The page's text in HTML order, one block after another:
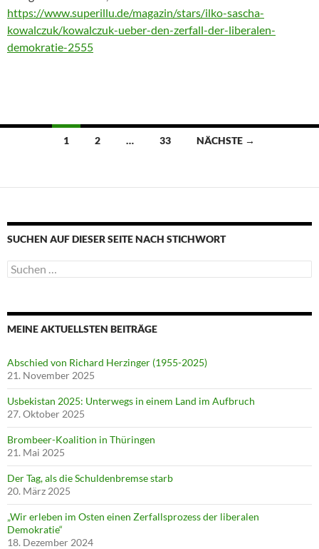
https://www.superillu.de/magazin/stars/ilko-sascha-
kowalczuk/kowalczuk-ueber-den-zerfall-der-liberalen-
demokratie-2555
Beitragsnavigation
1 2 … 33 NÄCHSTE →
SUCHEN AUF DIESER SEITE NACH STICHWORT
Suche
nach:
MEINE AKTUELLSTEN BEITRÄGE
Abschied von Richard Herzinger (1955-2025)
21. November 2025
Usbekistan 2025: Unterwegs in einem Land im Aufbruch
27. Oktober 2025
Brombeer-Koalition in Thüringen
21. Mai 2025
Der Tag, als die Schuldenbremse starb
20. März 2025
„Wir erleben im Osten einen Zerfallsprozess der liberalen
Demokratie“
18. Dezember 2024